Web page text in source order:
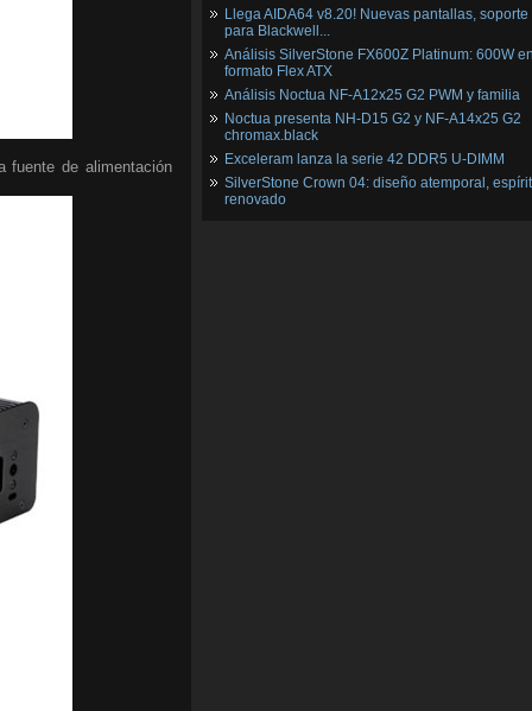
fuente de alimentación
Llega AIDA64 v8.20! Nuevas pantallas, soporte
para Blackwell...
Análisis SilverStone FX600Z Platinum: 600W
formato Flex ATX
Análisis Noctua NF-A12x25 G2 PWM y familia
Noctua presenta NH-D15 G2 y NF-A14x25 G2
chromax.black
Exceleram lanza la serie 42 DDR5 U-DIMM
SilverStone Crown 04: diseño atemporal,
renovado